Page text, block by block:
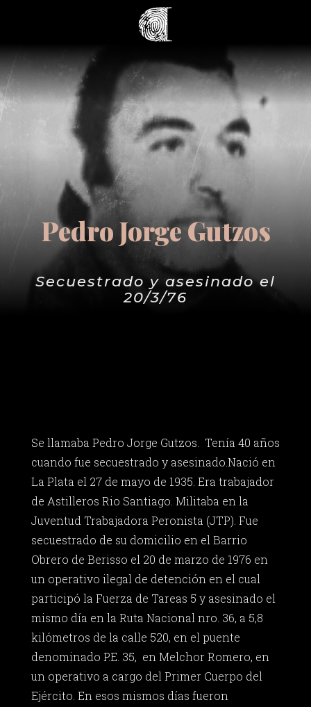
Pedro Jorge Gutzos
Secuestrado y asesinado el
20/3/76
Se llamaba Pedro Jorge Gutzos. Tenía 40 años
cuando fue secuestrado y asesinado.Nació en
La Plata el 27 de mayo de 1935. Era trabajador
de Astilleros Rio Santiago. Militaba en la
Juventud Trabajadora Peronista (JTP). Fue
secuestrado de su domicilio en el Barrio
Obrero de Berisso el 20 de marzo de 1976 en
un operativo ilegal de detención en el cual
participó la Fuerza de Tareas 5 y asesinado el
mismo día en la Ruta Nacional nro. 36, a 5,8
kilómetros de la calle 520, en el puente
denominado P.E. 35, en Melchor Romero, en
un operativo a cargo del Primer Cuerpo del
Ejército. En esos mismos días fueron